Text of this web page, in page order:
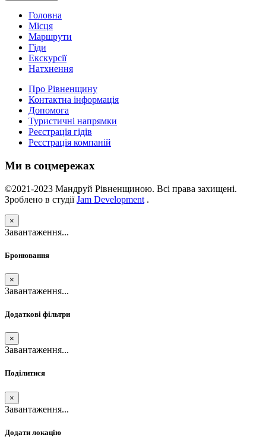
Головна
Місця
Маршрути
Гіди
Екскурсії
Натхнення
Про Рівненщину
Контактна інформація
Допомога
Туристичні напрямки
Реєстрація гідів
Реєстрація компаній
Ми в соцмережах
©2021-2023 Мандруй Рівненщиною. Всі права захищені.
Зроблено в студіїJam Development .
×
Завантаження...
Бронювання
×
Завантаження...
Додаткові фільтри
×
Завантаження...
Поділитися
×
Завантаження...
Додати локацію